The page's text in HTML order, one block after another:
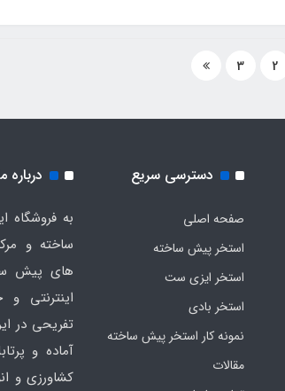
2
3
دسترسی سریع
صفحه اصلی
استخر پیش ساخته
استخر ایزی ست
استخر بادی
نمونه کار استخر پیش ساخته
مقالات
درباره
به فروشگاه
ساخته و
های پیش
اینترنتی
تفریحی در
آماده و
کشاورزی و